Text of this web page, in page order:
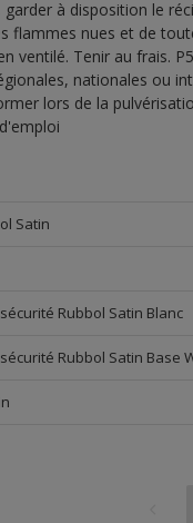
à disposition le
flammes nues et de
ventilé. Tenir au frais.
nationales ou
lors de la
Satin
Rubbol Satin Blanc
Rubbol Satin Base